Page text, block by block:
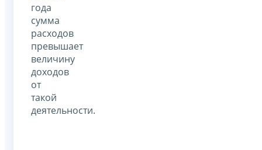
года
сумма
расходов
превышает
величину
доходов
от
такой
деятельности.